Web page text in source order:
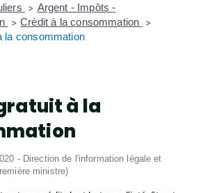
> Argent - Impôts -
> Crédit à la consommation >
la consommation
à la
- Direction de l'information légale et
ministre)